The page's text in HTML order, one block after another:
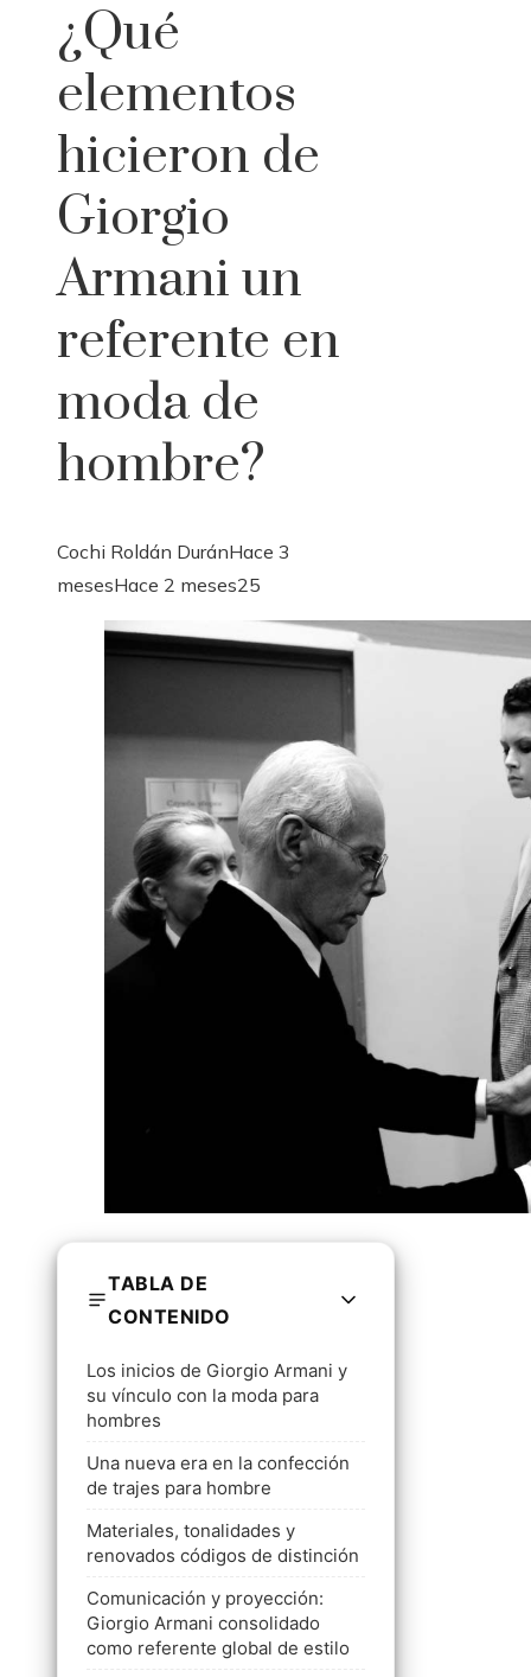
¿Qué
elementos
hicieron de
Giorgio
Armani un
referente en
moda de
hombre?
Cochi Roldán DuránHace 3
mesesHace 2 meses25
TABLA DE
CONTENIDO
Los inicios de Giorgio Armani y
su vínculo con la moda para
hombres
Una nueva era en la confección
de trajes para hombre
Materiales, tonalidades y
renovados códigos de distinción
Comunicación y proyección:
Giorgio Armani consolidado
como referente global de estilo